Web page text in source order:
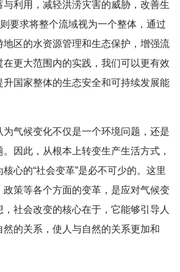
与利用，减轻洪涝灾害的威胁，改善生
要求将整个流域视为一个整体，通过
地区的水资源管理和生态保护，增强流
更大范围内的实践，我们可以更有效
升国家整体的生态安全和可持续发展能
为气候变化不仅是一个环境问题，还是
因此，从根本上转变生产生活方式，
心的“社会变革”是必不可少的。这里
政策等各个方面的变革，是应对气候变
社会改变的核心在于，它能够引导人
的关系，使人与自然的关系更加和